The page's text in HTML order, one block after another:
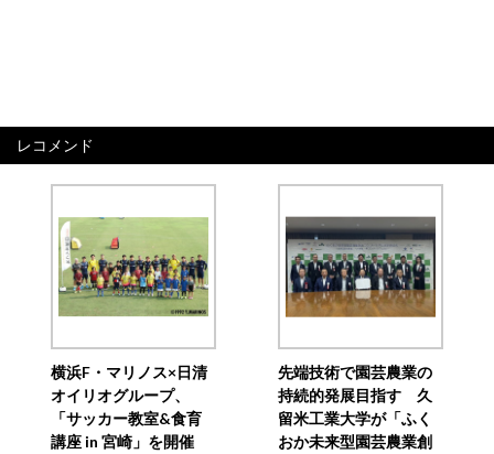
レコメンド
横浜F・マリノス×日清
オイリオグループ、
「サッカー教室&食育
講座 in 宮崎」を開催
先端技術で園芸農業の
持続的発展目指す 久
留米工業大学が「ふく
おか未来型園芸農業創